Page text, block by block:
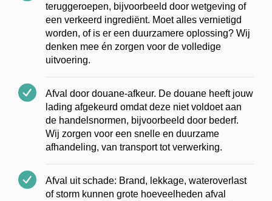
teruggeroepen, bijvoorbeeld door wetgeving of
een verkeerd ingrediënt. Moet alles vernietigd
worden, of is er een duurzamere oplossing? Wij
denken mee én zorgen voor de volledige
uitvoering.
Afval door douane-afkeur. De douane heeft jouw
lading afgekeurd omdat deze niet voldoet aan
de handelsnormen, bijvoorbeeld door bederf.
Wij zorgen voor een snelle en duurzame
afhandeling, van transport tot verwerking.
Afval uit schade: Brand, lekkage, wateroverlast
of storm kunnen grote hoeveelheden afval